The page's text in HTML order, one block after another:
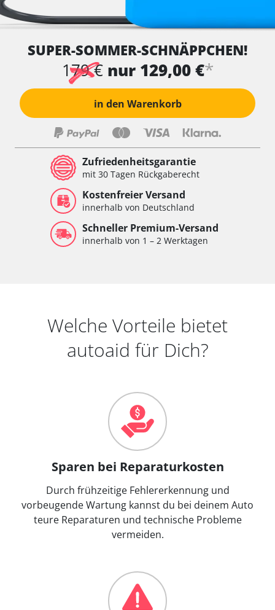
SUPER-SOMMER-SCHNÄPPCHEN!
179 € nur 129,00 €*
in den Warenkorb
Zufriedenheitsgarantie
mit 30 Tagen Rückgaberecht
Kostenfreier Versand
innerhalb von Deutschland
Schneller Premium-Versand
innerhalb von 1 – 2 Werktagen
Welche Vorteile bietet
autoaid für Dich?
Sparen bei Reparaturkosten
Durch frühzeitige Fehlererkennung und
vorbeugende Wartung kannst du bei deinem Auto
teure Reparaturen und technische Probleme
vermeiden.